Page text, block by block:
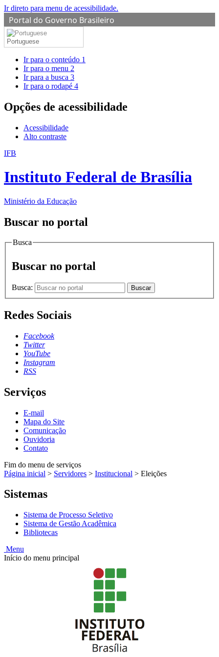
Ir direto para menu de acessibilidade.
Portal do Governo Brasileiro
Portuguese
Ir para o conteúdo 1
Ir para o menu 2
Ir para a busca 3
Ir para o rodapé 4
Opções de acessibilidade
Acessibilidade
Alto contraste
IFB
Instituto Federal de Brasília
Ministério da Educação
Buscar no portal
Busca
Buscar no portal
Busca: Buscar
Redes Sociais
Facebook
Twitter
YouTube
Instagram
RSS
Serviços
E-mail
Mapa do Site
Comunicação
Ouvidoria
Contato
Fim do menu de serviços
Página inicial > Servidores > Institucional > Eleições
Sistemas
Sistema de Processo Seletivo
Sistema de Gestão Acadêmica
Bibliotecas
Menu
Início do menu principal